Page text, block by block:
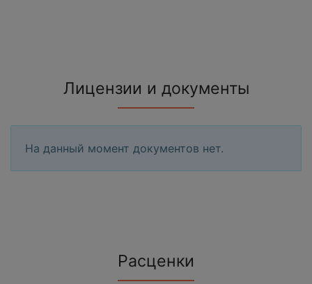
Лицензии и документы
На данный момент документов нет.
Расценки